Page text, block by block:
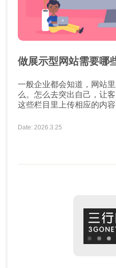
做展示型网站需要哪
一般企业都会知道，网站
么。怎么去突出自己，让
这些栏目里上传相应的内容。 那么做展示型网站
里，都会有个位置专门用
客户了解他们。然而这个
以有企业文化、资质荣誉
有一个简介，客户对企业
本身已经成立...
Date: 2026.3.25